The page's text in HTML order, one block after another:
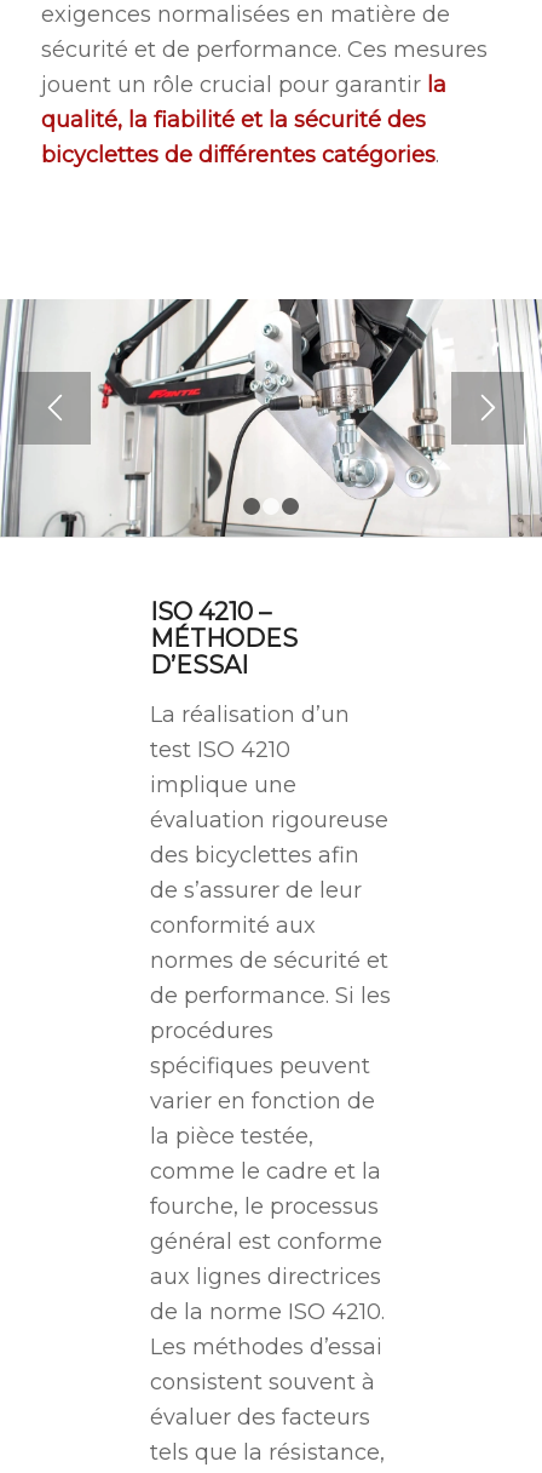
exigences normalisées en matière de
sécurité et de performance. Ces mesures
jouent un rôle crucial pour garantir la
qualité, la fiabilité et la sécurité des
bicyclettes de différentes catégories.
ISO 4210 –
MÉTHODES
D’ESSAI
La réalisation d’un
test ISO 4210
implique une
évaluation rigoureuse
des bicyclettes afin
de s’assurer de leur
conformité aux
normes de sécurité et
de performance. Si les
procédures
spécifiques peuvent
varier en fonction de
la pièce testée,
comme le cadre et la
fourche, le processus
général est conforme
aux lignes directrices
de la norme ISO 4210.
Les méthodes d’essai
consistent souvent à
évaluer des facteurs
tels que la résistance,